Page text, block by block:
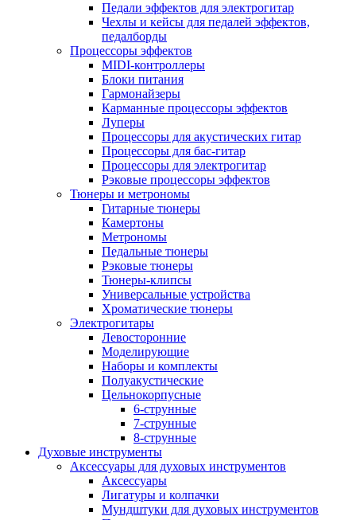
Педали эффектов для электрогитар
Чехлы и кейсы для педалей эффектов,
педалборды
Процессоры эффектов
MIDI-контроллеры
Блоки питания
Гармонайзеры
Карманные процессоры эффектов
Луперы
Процессоры для акустических гитар
Процессоры для бас-гитар
Процессоры для электрогитар
Рэковые процессоры эффектов
Тюнеры и метрономы
Гитарные тюнеры
Камертоны
Метрономы
Педальные тюнеры
Рэковые тюнеры
Тюнеры-клипсы
Универсальные устройства
Хроматические тюнеры
Электрогитары
Левосторонние
Моделирующие
Наборы и комплекты
Полуакустические
Цельнокорпусные
6-струнные
7-струнные
8-струнные
Духовые инструменты
Аксессуары для духовых инструментов
Аксессуары
Лигатуры и колпачки
Мундштуки для духовых инструментов